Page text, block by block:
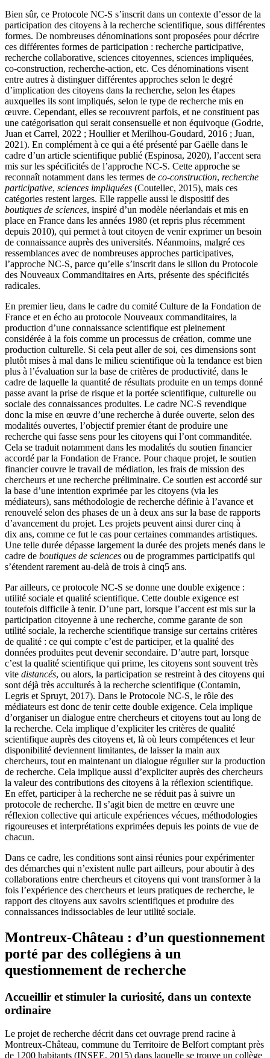
Bien sûr, ce Protocole NC-S s’inscrit dans un contexte d’essor de la
participation des citoyens à la recherche scientifique, sous différentes
formes. De nombreuses dénominations sont proposées pour décrire
ces différentes formes de participation : recherche participative,
recherche collaborative, sciences citoyennes, sciences impliquées,
co-construction, recherche-action, etc. Ces dénominations visent
entre autres à distinguer différentes approches selon le degré
d’implication des citoyens dans la recherche, selon les étapes
auxquelles ils sont impliqués, selon le type de recherche mis en
œuvre. Cependant, elles se recouvrent parfois, et ne constituent pas
une catégorisation qui serait consensuelle et non équivoque (Godrie,
Juan et Carrel, 2022 ; Houllier et Merilhou-Goudard, 2016 ; Juan,
2021). En complément à ce qui a été présenté par Gaëlle dans le
cadre d’un article scientifique publié (Espinosa, 2020), l’accent sera
mis sur les spécificités de l’approche NC-S. Cette approche se
reconnaît notamment dans les termes de co-construction, recherche
participative, sciences impliquées (Coutellec, 2015), mais ces
catégories restent larges. Elle rappelle aussi le dispositif des
boutiques de sciences, inspiré d’un modèle néerlandais et mis en
place en France dans les années 1980 (et repris plus récemment
depuis 2010), qui permet à tout citoyen de venir exprimer un besoin
de connaissance auprès des universités. Néanmoins, malgré ces
ressemblances avec de nombreuses approches participatives,
l’approche NC-S, parce qu’elle s’inscrit dans le sillon du Protocole
des Nouveaux Commanditaires en Arts, présente des spécificités
radicales.
En premier lieu, dans le cadre du comité Culture de la Fondation de
France et en écho au protocole Nouveaux commanditaires, la
production d’une connaissance scientifique est pleinement
considérée à la fois comme un processus de création, comme une
production culturelle. Si cela peut aller de soi, ces dimensions sont
plutôt mises à mal dans le milieu scientifique où la tendance est bien
plus à l’évaluation sur la base de critères de productivité, dans le
cadre de laquelle la quantité de résultats produite en un temps donné
passe avant la prise de risque et la portée scientifique, culturelle ou
sociale des connaissances produites. Le cadre NC-S revendique
donc la mise en œuvre d’une recherche à durée ouverte, selon des
modalités ouvertes, l’objectif premier étant de produire une
recherche qui fasse sens pour les citoyens qui l’ont commanditée.
Cela se traduit notamment dans les modalités du soutien financier
accordé par la Fondation de France. Pour chaque projet, le soutien
financier couvre le travail de médiation, les frais de mission des
chercheurs et une recherche préliminaire. Ce soutien est accordé sur
la base d’une intention exprimée par les citoyens (via les
médiateurs), sans méthodologie de recherche définie à l’avance et
renouvelé selon des phases de un à deux ans sur la base de rapports
d’avancement du projet. Les projets peuvent ainsi durer cinq à
dix ans, comme ce fut le cas pour certaines commandes artistiques.
Une telle durée dépasse largement la durée des projets menés dans le
cadre de boutiques de sciences ou de programmes participatifs qui
s’étendent rarement au-delà de trois à cinq5 ans.
Par ailleurs, ce protocole NC-S se donne une double exigence :
utilité sociale et qualité scientifique. Cette double exigence est
toutefois difficile à tenir. D’une part, lorsque l’accent est mis sur la
participation citoyenne à une recherche, comme garante de son
utilité sociale, la recherche scientifique transige sur certains critères
de qualité : ce qui compte c’est de participer, et la qualité des
données produites peut devenir secondaire. D’autre part, lorsque
c’est la qualité scientifique qui prime, les citoyens sont souvent très
vite distancés, ou alors, la participation se restreint à des citoyens qui
sont déjà très acculturés à la recherche scientifique (Contamin,
Legris et Spruyt, 2017). Dans le Protocole NC-S, le rôle des
médiateurs est donc de tenir cette double exigence. Cela implique
d’organiser un dialogue entre chercheurs et citoyens tout au long de
la recherche. Cela implique d’expliciter les critères de qualité
scientifique auprès des citoyens et, là où leurs compétences et leur
disponibilité deviennent limitantes, de laisser la main aux
chercheurs, tout en maintenant un dialogue régulier sur la production
de recherche. Cela implique aussi d’expliciter auprès des chercheurs
la valeur des contributions des citoyens à la réflexion scientifique.
En effet, participer à la recherche ne se réduit pas à suivre un
protocole de recherche. Il s’agit bien de mettre en œuvre une
réflexion collective qui articule expériences vécues, méthodologies
rigoureuses et interprétations exprimées depuis les points de vue de
chacun.
Dans ce cadre, les conditions sont ainsi réunies pour expérimenter
des démarches qui n’existent nulle part ailleurs, pour aboutir à des
collaborations entre chercheurs et citoyens qui vont transformer à la
fois l’expérience des chercheurs et leurs pratiques de recherche, le
rapport des citoyens aux savoirs scientifiques et produire des
connaissances indissociables de leur utilité sociale.
Montreux-Château : d’un questionnement
porté par des collégiens à un
questionnement de recherche
Accueillir et stimuler la curiosité, dans un contexte
ordinaire
Le projet de recherche décrit dans cet ouvrage prend racine à
Montreux-Château, commune du Territoire de Belfort comptant près
de 1200 habitants (INSEE, 2015) dans laquelle se trouve un collège